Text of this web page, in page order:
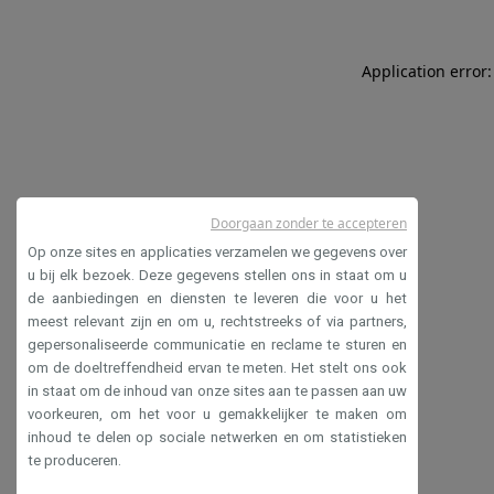
Application
Op onze sites en applicaties verzamelen we gegevens over
u bij elk bezoek. Deze gegevens stellen ons in staat om u
de aanbiedingen en diensten te leveren die voor u het
meest relevant zijn en om u, rechtstreeks of via partners,
gepersonaliseerde communicatie en reclame te sturen en
om de doeltreffendheid ervan te meten. Het stelt ons ook
in staat om de inhoud van onze sites aan te passen aan uw
voorkeuren, om het voor u gemakkelijker te maken om
inhoud te delen op sociale netwerken en om statistieken
te produceren.
Doorgaan zonder te accepteren